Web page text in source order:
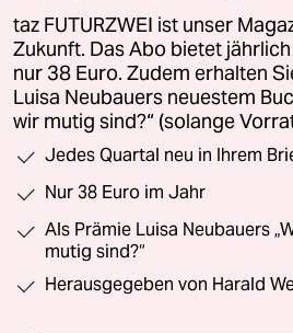
taz FUTURZWEI ist unser
Zukunft. Das Abo bietet
nur 38 Euro. Zudem erhalten
Luisa Neubauers neuestem
wir mutig sind?“ (solange
Jedes Quartal neu in Ihrem
Nur 38 Euro im Jahr
Als Prämie Luisa Neubauers
mutig sind?“
Herausgegeben von Harald